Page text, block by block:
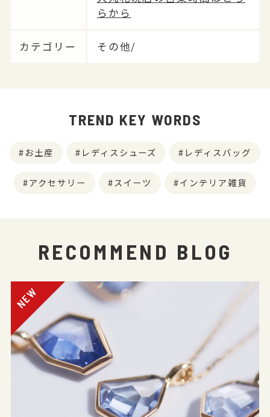
らから
カテゴリー その他/
TREND KEY WORDS
お土産 レディスシューズ レディスバッグ
アクセサリー スイーツ インテリア雑貨
RECOMMEND BLOG